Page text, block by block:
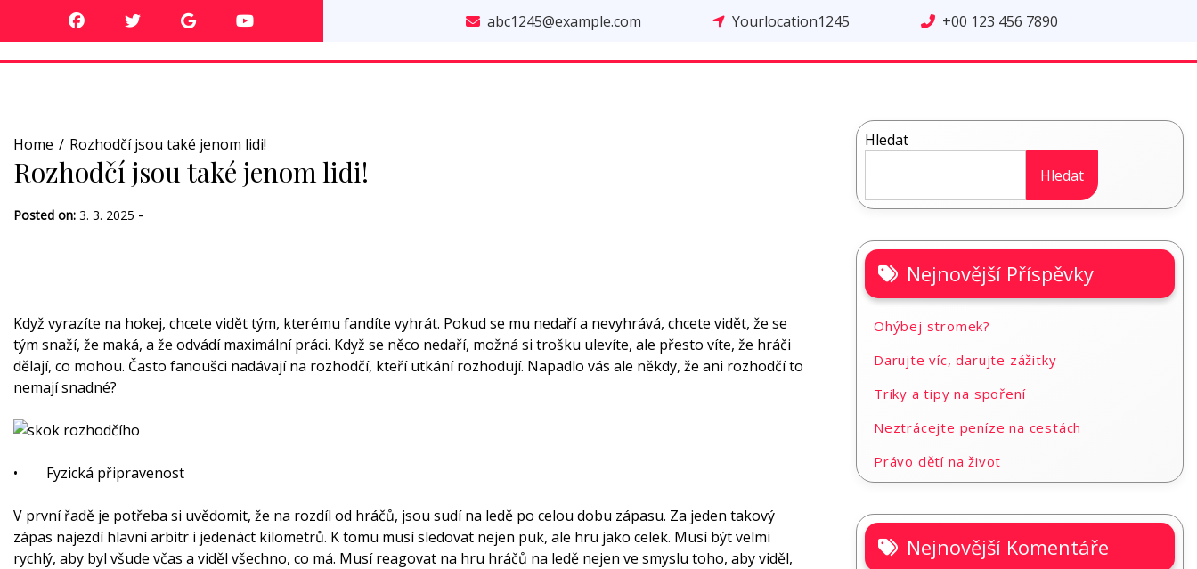
abc1245@example.com Yourlocation1245 +00 123 456 7890
Home Rozhodčí jsou také jenom lidi!
Rozhodčí jsou také jenom lidi!
Posted on: 3. 3. 2025 -
Když vyrazíte na hokej, chcete vidět tým, kterému fandíte vyhrát. Pokud se mu nedaří a nevyhrává, chcete vidět, že se
tým snaží, že maká, a že odvádí maximální práci. Když se něco nedaří, možná si trošku ulevíte, ale přesto víte, že hráči
dělají, co mohou. Často fanoušci nadávají na rozhodčí, kteří utkání rozhodují. Napadlo vás ale někdy, že ani rozhodčí to
nemají snadné?
• Fyzická připravenost
V první řadě je potřeba si uvědomit, že na rozdíl od hráčů, jsou sudí na ledě po celou dobu zápasu. Za jeden takový
zápas najezdí hlavní arbitr i jedenáct kilometrů. K tomu musí sledovat nejen puk, ale hru jako celek. Musí být velmi
rychlý, aby byl všude včas a viděl všechno, co má. Musí reagovat na hru hráčů na ledě nejen ve smyslu toho, aby viděl,
Hledat
Hledat
Nejnovější Příspěvky
Ohýbej stromek?
Darujte víc, darujte zážitky
Triky a tipy na spoření
Neztrácejte peníze na cestách
Právo dětí na život
Nejnovější Komentáře